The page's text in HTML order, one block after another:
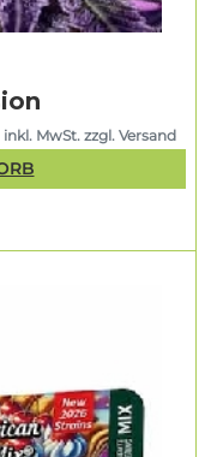
inkl. MwSt. zzgl. Versand